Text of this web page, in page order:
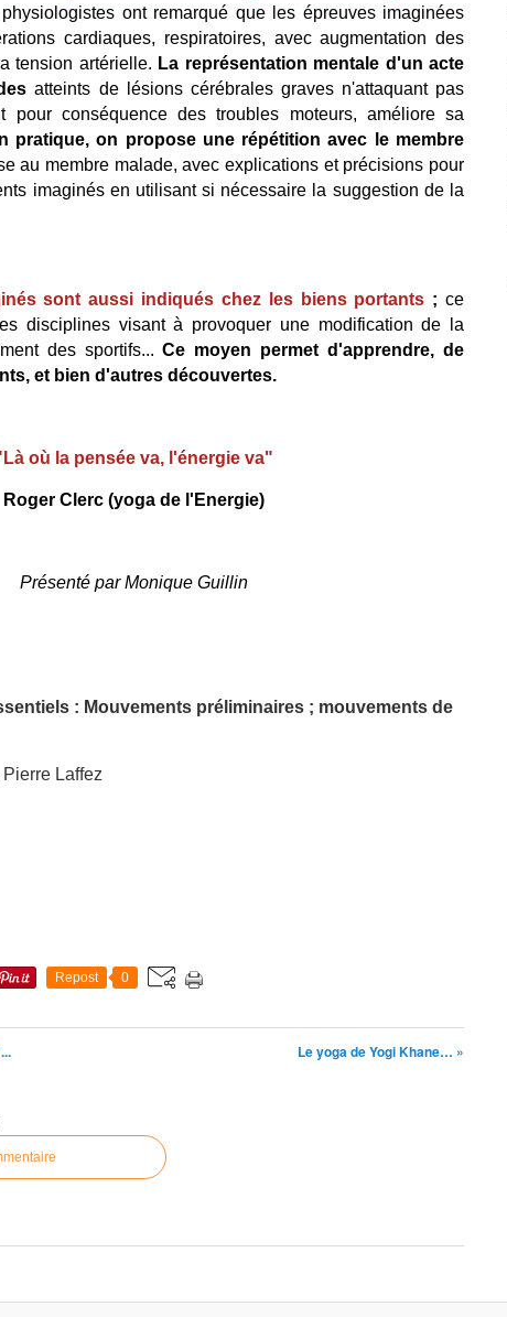
physiologistes ont remarqué que les épreuves imaginées
cardiaques, respiratoires, avec augmentation des
tension artérielle. La représentation mentale d'un acte
atteints de lésions cérébrales graves n'attaquant pas
pour conséquence des troubles moteurs, améliore sa
pratique, on propose une répétition avec le membre
au membre malade, avec explications et précisions pour
imaginés en utilisant si nécessaire la suggestion de la
sont aussi indiqués chez les biens portants ;ce
disciplines visant à provoquer une modification de la
des sportifs...Ce moyen permet d'apprendre, de
et bien d'autres découvertes.
où la pensée va, l'énergie va"
Roger Clerc (yoga de l'Energie)
Présenté par Monique Guillin
: Mouvements préliminaires ; mouvements de
Laffez
Repost 0
Le yoga de Yogi Khane… »